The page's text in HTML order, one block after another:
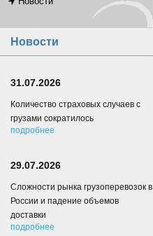
Новости
31.07.2026
Количество страховых случаев с
грузами сократилось
подробнее
29.07.2026
Сложности рынка грузоперевозок в
России и падение объемов
доставки
подробнее